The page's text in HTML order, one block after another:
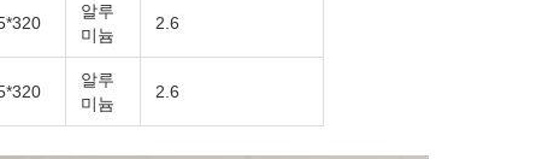
알루
미늄
2.6
알루
미늄
2.6